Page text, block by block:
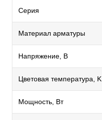
Серия
Материал арматуры
Напряжение, В
Цветовая температура, K
Мощность, Вт